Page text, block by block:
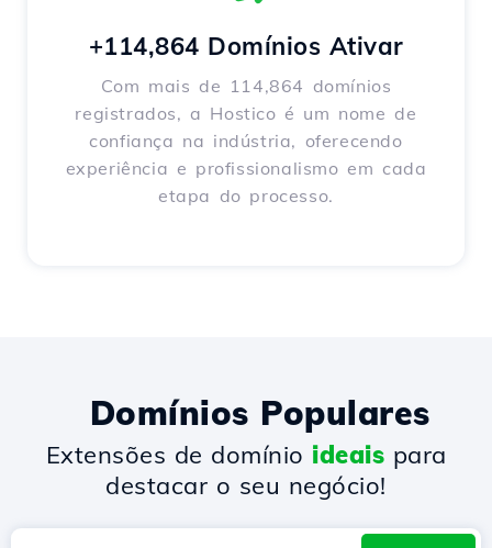
+114,864 Domínios Ativar
Com mais de 114,864 domínios
registrados, a Hostico é um nome de
confiança na indústria, oferecendo
experiência e profissionalismo em cada
etapa do processo.
Domínios Populares
Extensões de domínio ideais para
destacar o seu negócio!